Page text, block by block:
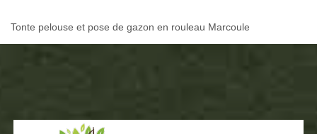
Tonte pelouse et pose de gazon en rouleau Marcoule